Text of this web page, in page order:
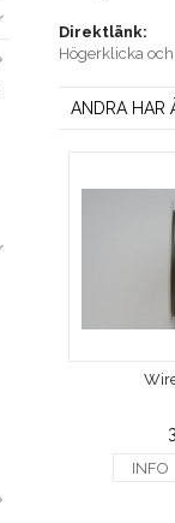
Direktlänk:
Högerklicka
ANDRA HAR
INFO